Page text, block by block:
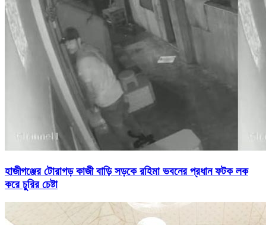
হাজীগঞ্জের টোরাগড় কাজী বাড়ি সড়কে রহিমা ভবনের প্রধান ফটক লক
করে চুরির চেষ্টা